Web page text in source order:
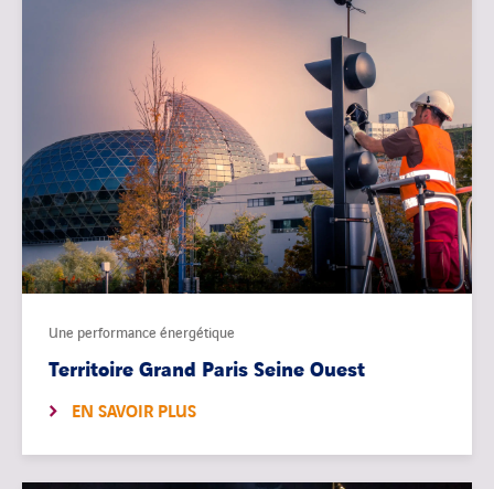
Une performance énergétique
Territoire Grand Paris Seine Ouest
EN SAVOIR PLUS